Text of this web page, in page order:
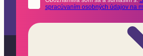
spracúvaním osobných údajov na